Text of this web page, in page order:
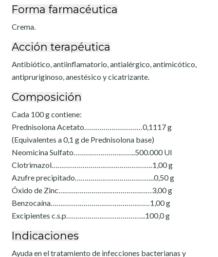
Forma farmacéutica
Crema.
Acción terapéutica
Antibiótico, antiinflamatorio, antialérgico, antimicótico,
antipruriginoso, anestésico y cicatrizante.
Composición
Cada 100 g contiene:
Prednisolona Acetato…………………………0,1117 g
(Equivalentes a 0,1 g de Prednisolona base)
Neomicina Sulfato…………………………..500.000 UI
Clotrimazol…………………………………………….1,00 g
Azufre precipitado…………………………………..0,50 g
Óxido de Zinc…………………………………………3,00 g
Benzocaína……………………………………………1,00 g
Excipientes c.s.p…………………………………..100,0 g
Indicaciones
Ayuda en el tratamiento de infecciones bacterianas y